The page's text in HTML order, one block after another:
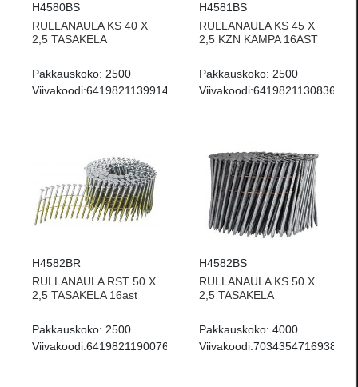
H4580BS
RULLANAULA KS 40 X
2,5 TASAKELA
Pakkauskoko: 2500
Viivakoodi:6419821139914
H4581BS
RULLANAULA KS 45 X
2,5 KZN KAMPA 16AST
Pakkauskoko: 2500
Viivakoodi:6419821130836
H4582BR
RULLANAULA RST 50 X
2,5 TASAKELA 16ast
Pakkauskoko: 2500
Viivakoodi:6419821190076
H4582BS
RULLANAULA KS 50 X
2,5 TASAKELA
Pakkauskoko: 4000
Viivakoodi:7034354716938